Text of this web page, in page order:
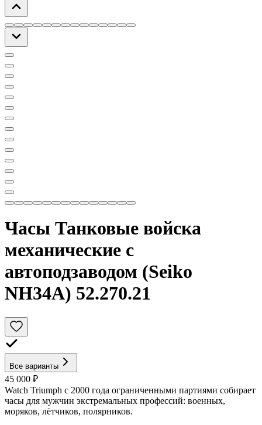
Часы Танковые войска
механические с
автоподзаводом (Seiko
NH34A) 52.270.21
Все варианты
45 000 ₽
Watch Triumph с 2000 года ограниченными партиями собирает
часы для мужчин экстремальных профессий: военных,
моряков, лётчиков, полярников.